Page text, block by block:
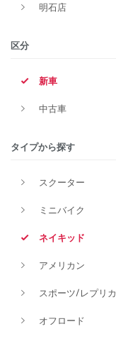
明石店
区分
新車
中古車
タイプから探す
スクーター
ミニバイク
ネイキッド
アメリカン
スポーツ/レプリカ
オフロード
タイプ
価格